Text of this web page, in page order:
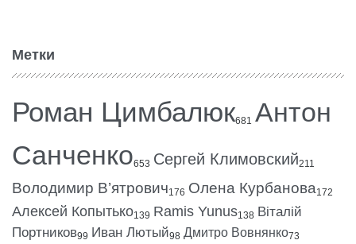
Метки
Роман Цимбалюк681 Антон
Санченко653 Сергей Климовский211
Володимир В’ятрович176 Олена Курбанова172
Алексей Копытько139 Ramis Yunus138 Віталій
Портников99 Иван Лютый98 Дмитро Вовнянко73